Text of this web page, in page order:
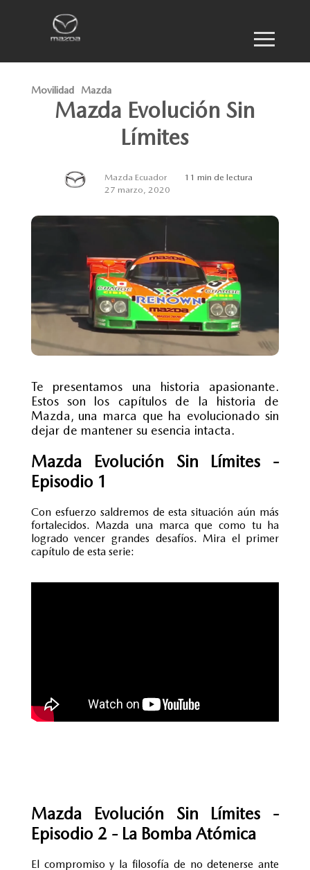
Movilidad Mazda
Mazda Evolución Sin
Límites
Mazda Ecuador
27 marzo, 2020
11 min de lectura
Te presentamos una historia apasionante.
Estos son los capítulos de la historia de
Mazda, una marca que ha evolucionado sin
dejar de mantener su esencia intacta.
Mazda Evolución Sin Límites -
Episodio 1
Con esfuerzo saldremos de esta situación aún más
fortalecidos. Mazda una marca que como tu ha
logrado vencer grandes desafíos. Mira el primer
capítulo de esta serie:
Mazda Evolución Sin Límites -
Episodio 2 - La Bomba Atómica
El compromiso y la filosofía de no detenerse ante